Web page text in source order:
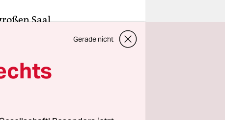
Saal
jede
Zelt
und
Gerade nicht